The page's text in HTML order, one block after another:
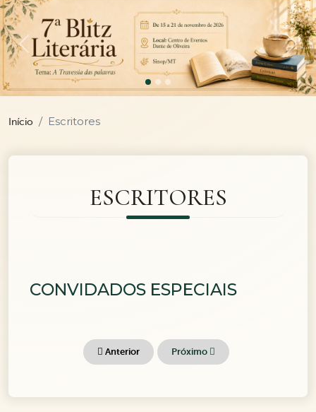
Previous
Início Escritores
ESCRITORES
CONVIDADOS ESPECIAIS
Anterior Próximo